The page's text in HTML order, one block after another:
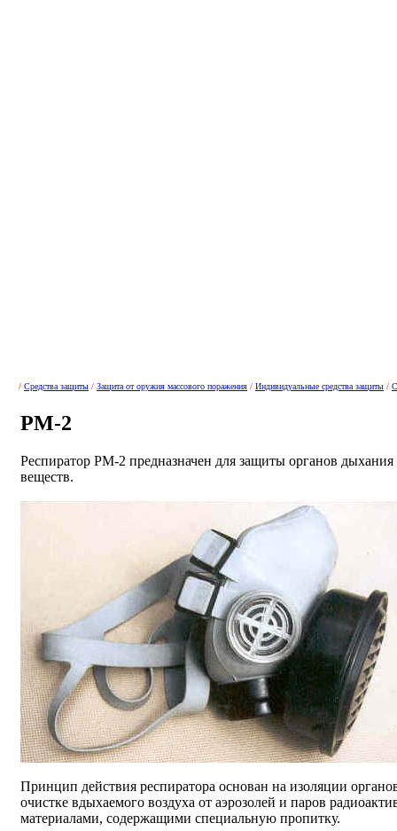
/ Средства защиты / Защита от оружия массового поражения / Индивидуальные средства защиты /
РМ-2
Респиратор РМ-2 предназначен для защиты органов
веществ.
Принцип действия респиратора основан на изоляции
очистке вдыхаемого воздуха от аэрозолей и паров
материалами, содержащими специальную пропитку.